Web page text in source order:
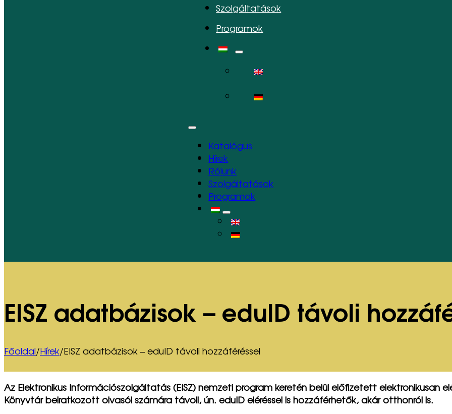
Szolgáltatások
Programok
Katalógus
Hírek
Rólunk
Szolgáltatások
Programok
EISZ adatbázisok – eduID távoli
Főoldal/Hírek/EISZ adatbázisok – eduID távoli hozzáféréssel
Az Elektronikus Információszolgáltatás (EISZ) nemzeti program keretén belül előfizetett elektronikusan
Könyvtár beiratkozott olvasói számára távoli, ún. eduID eléréssel is hozzáférhetők, akár otthonról is.